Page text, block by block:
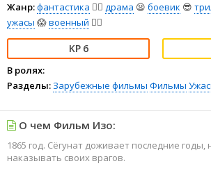
Жанр:фантастика 🧙‍♀️ драма 😫 боевик 😎
ужасы 😱военный 👨‍✈️
6
В ролях:
Разделы: Зарубежные фильмы Фильмы
О чем Фильм Изо:
1865 год. Сёгунат доживает последние
наказывать своих врагов.